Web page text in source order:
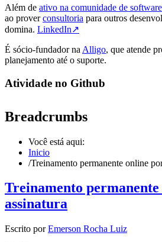
Além de ativo na comunidade de
ao proverconsultoria para outros
domina. LinkedIn↗
É sócio-fundador na Alligo, que atende
planejamento até o suporte.
Atividade no Github
Breadcrumbs
Você está aqui:
Inicio
/Treinamento permanente online
Treinamento
assinatura
Escrito porEmerson Rocha Luiz